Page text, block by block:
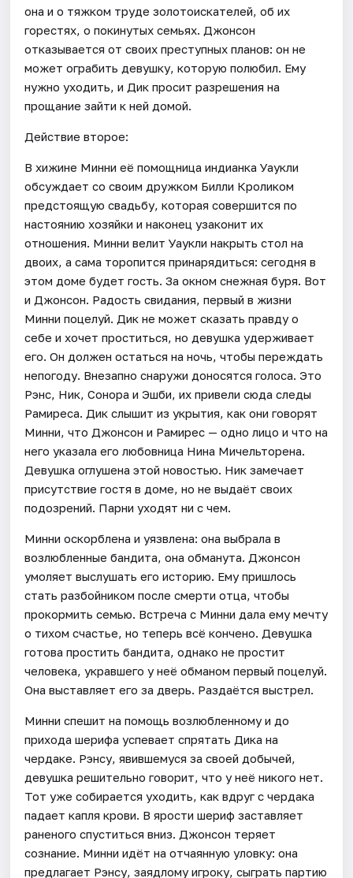
она и о тяжком труде золотоискателей, об их
горестях, о покинутых семьях. Джонсон
отказывается от своих преступных планов: он не
может ограбить девушку, которую полюбил. Ему
нужно уходить, и Дик просит разрешения на
прощание зайти к ней домой.
Действие второе:
В хижине Минни её помощница индианка Уаукли
обсуждает со своим дружком Билли Кроликом
предстоящую свадьбу, которая совершится по
настоянию хозяйки и наконец узаконит их
отношения. Минни велит Уаукли накрыть стол на
двоих, а сама торопится принарядиться: сегодня в
этом доме будет гость. За окном снежная буря. Вот
и Джонсон. Радость свидания, первый в жизни
Минни поцелуй. Дик не может сказать правду о
себе и хочет проститься, но девушка удерживает
его. Он должен остаться на ночь, чтобы переждать
непогоду. Внезапно снаружи доносятся голоса. Это
Рэнс, Ник, Сонора и Эшби, их привели сюда следы
Рамиреса. Дик слышит из укрытия, как они говорят
Минни, что Джонсон и Рамирес — одно лицо и что на
него указала его любовница Нина Мичельторена.
Девушка оглушена этой новостью. Ник замечает
присутствие гостя в доме, но не выдаёт своих
подозрений. Парни уходят ни с чем.
Минни оскорблена и уязвлена: она выбрала в
возлюбленные бандита, она обманута. Джонсон
умоляет выслушать его историю. Ему пришлось
стать разбойником после смерти отца, чтобы
прокормить семью. Встреча с Минни дала ему мечту
о тихом счастье, но теперь всё кончено. Девушка
готова простить бандита, однако не простит
человека, укравшего у неё обманом первый поцелуй.
Она выставляет его за дверь. Раздаётся выстрел.
Минни спешит на помощь возлюбленному и до
прихода шерифа успевает спрятать Дика на
чердаке. Рэнсу, явившемуся за своей добычей,
девушка решительно говорит, что у неё никого нет.
Тот уже собирается уходить, как вдруг с чердака
падает капля крови. В ярости шериф заставляет
раненого спуститься вниз. Джонсон теряет
сознание. Минни идёт на отчаянную уловку: она
предлагает Рэнсу, заядлому игроку, сыграть партию